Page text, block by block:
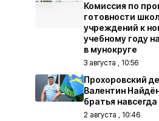
Комиссия по
готовности
учреждений к
учебному году
в мунокруге
3 августа , 10:56
Прохоровский
Валентин
братья навсегда
2 августа , 10:46